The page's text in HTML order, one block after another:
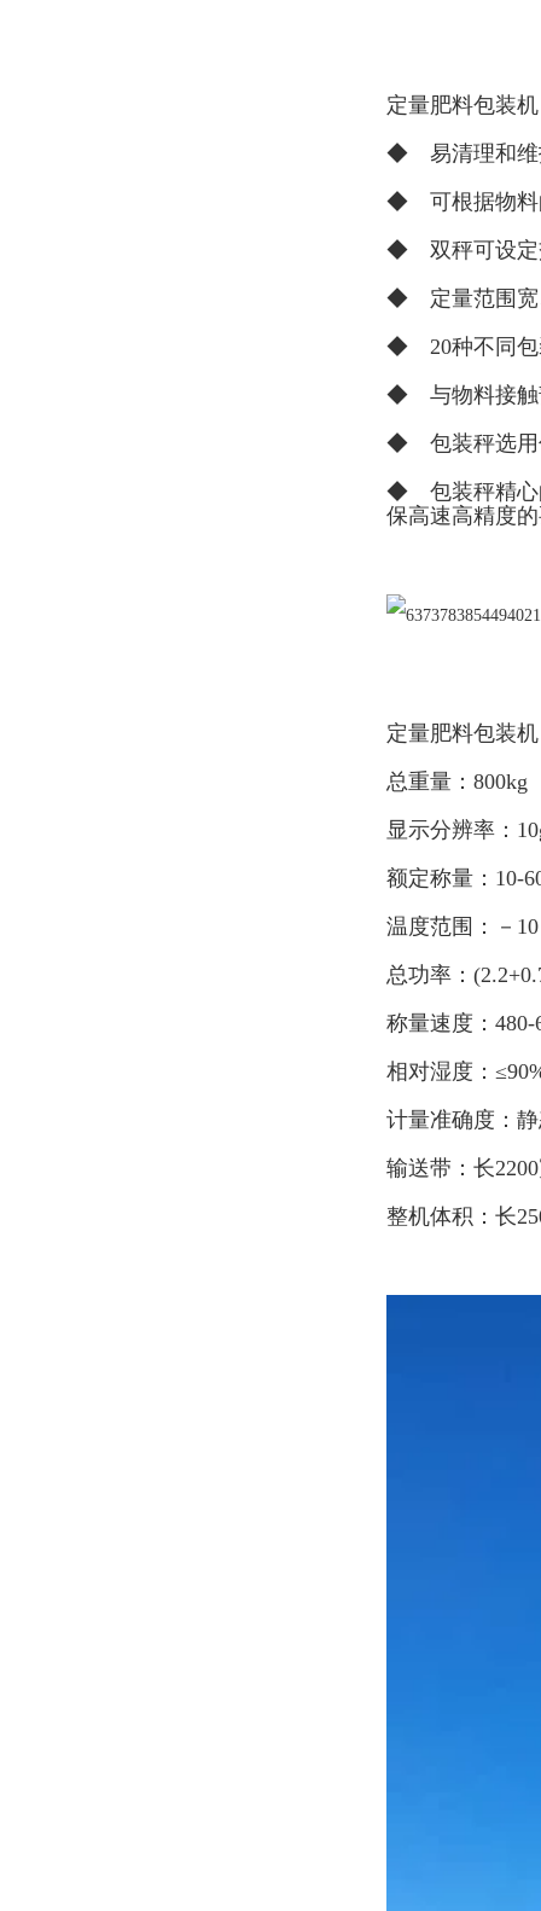
定量肥料包装
◆ 易清理和维
◆ 可根据物料
◆ 双秤可设定
◆ 定量范围宽
◆ 20种不同包
◆ 与物料接触
◆ 包装秤选用
◆ 包装秤精心
保高速高精度
定量肥料包装
总重量：800kg
显示分辨率：
额定称量：10-
温度范围：－
总功率：
称量速度：480-
相对湿度：
计量准确度：
输送带：长
整机体积：长